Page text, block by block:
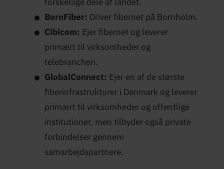
BornFiber: Driver fibernet på Bornholm.
Cibicom: Ejer fibernet og leverer
primært til virksomheder og
telebranchen.
GlobalConnect: Ejer en af de største
fiberinfrastrukturer i Danmark og leverer
primært til virksomheder og offentlige
institutioner, men tilbyder også private
forbindelser gennem
samarbejdspartnere.